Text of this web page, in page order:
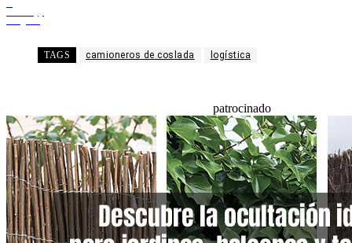
TAGS camioneros de coslada logística
patrocinado